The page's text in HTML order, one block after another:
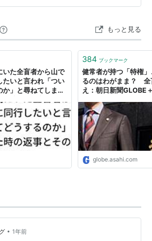
保育 へのアマゾンリンクはこちら。
もっと見る
いた全盲者から山で
たいと言われ「つい
」と尋ねてしまっ
384 ブックマーク
健常者が持つ「特権
るのはわがまま？ 全
え：朝日新聞GLOBE
globe.asahi.com
• 1年前